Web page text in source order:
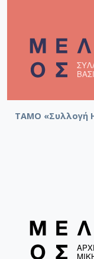
ΤΑΜΟ «Συλλογή